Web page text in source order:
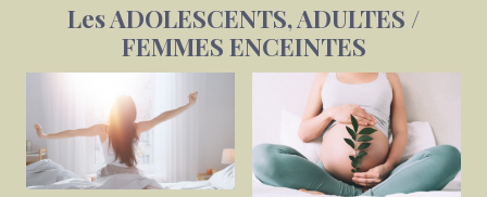
Les ADOLESCENTS, ADULTES /
FEMMES ENCEINTES